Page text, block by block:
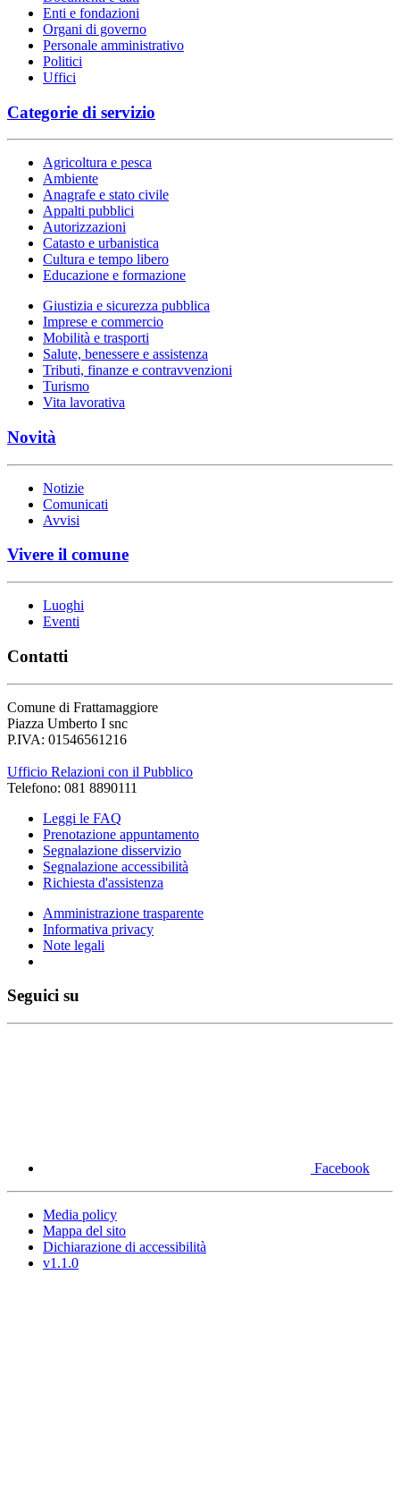
Enti e fondazioni
Organi di governo
Personale amministrativo
Politici
Uffici
Categorie di servizio
Agricoltura e pesca
Ambiente
Anagrafe e stato civile
Appalti pubblici
Autorizzazioni
Catasto e urbanistica
Cultura e tempo libero
Educazione e formazione
Giustizia e sicurezza pubblica
Imprese e commercio
Mobilità e trasporti
Salute, benessere e assistenza
Tributi, finanze e contravvenzioni
Turismo
Vita lavorativa
Novità
Notizie
Comunicati
Avvisi
Vivere il comune
Luoghi
Eventi
Contatti
Comune di Frattamaggiore
Piazza Umberto I snc
P.IVA: 01546561216
Ufficio Relazioni con il Pubblico
Telefono: 081 8890111
Leggi le FAQ
Prenotazione appuntamento
Segnalazione disservizio
Segnalazione accessibilità
Richiesta d'assistenza
Amministrazione trasparente
Informativa privacy
Note legali
Seguici su
Facebook
Media policy
Mappa del sito
Dichiarazione di accessibilità
v1.1.0